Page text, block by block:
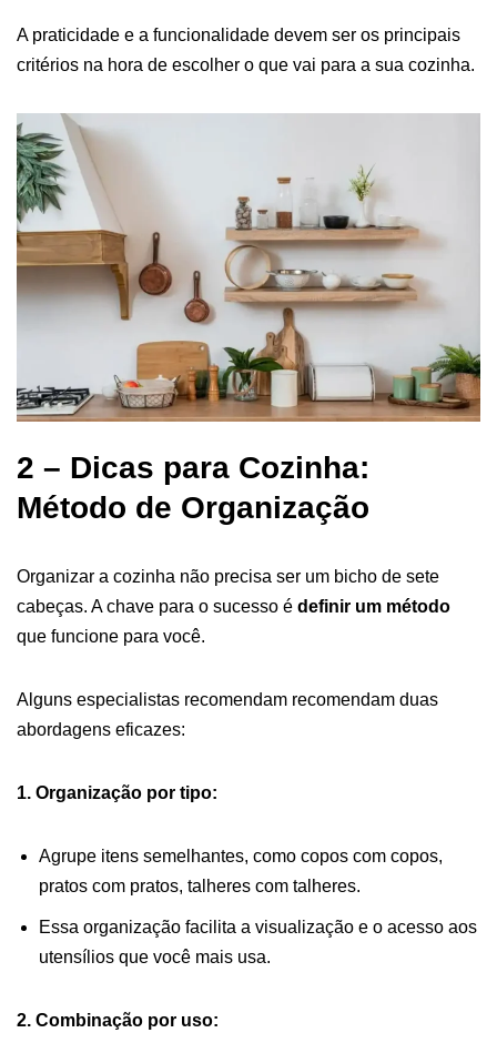
A praticidade e a funcionalidade devem ser os principais
critérios na hora de escolher o que vai para a sua cozinha.
2 – Dicas para Cozinha:
Método de Organização
Organizar a cozinha não precisa ser um bicho de sete
cabeças. A chave para o sucesso é definir um método
que funcione para você.
Alguns especialistas recomendam recomendam duas
abordagens eficazes:
1. Organização por tipo:
Agrupe itens semelhantes, como copos com copos,
pratos com pratos, talheres com talheres.
Essa organização facilita a visualização e o acesso aos
utensílios que você mais usa.
2. Combinação por uso: